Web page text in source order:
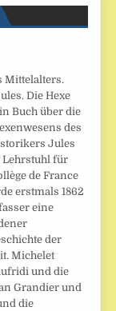
Mittelalters.
Die Hexe
Buch über die
des
Jules
Lehrstuhl für
de France
erstmals 1862
eine
der
Michelet
und die
Grandier und
die